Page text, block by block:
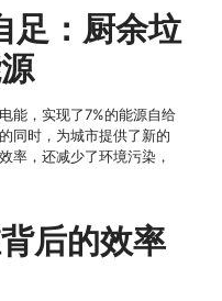
足：厨余垃
能，实现了7%的能源自给
同时，为城市提供了新的
率，还减少了环境污染，
后的效率